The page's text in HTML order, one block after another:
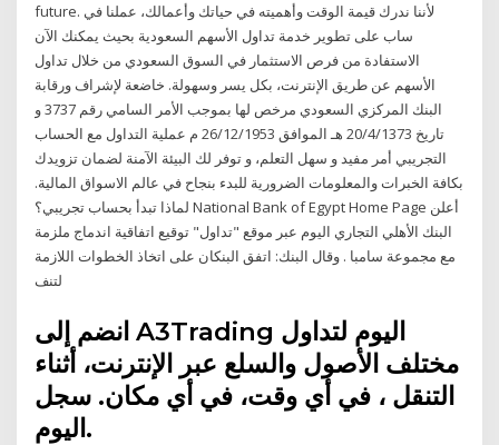
future. لأننا ندرك قيمة الوقت وأهميته في حياتك وأعمالك، عملنا في
ساب على تطوير خدمة تداول الأسهم السعودية بحيث يمكنك الآن
الاستفادة من فرص الاستثمار في السوق السعودي من خلال تداول
الأسهم عن طريق الإنترنت، بكل يسر وسهولة. خاضعة لإشراف ورقابة
البنك المركزي السعودي مرخص لها بموجب الأمر السامي رقم 3737 و
تاريخ 20/4/1373 هـ الموافق 26/12/1953 م عملية التداول مع الحساب
التجريبي أمر مفيد و سهل التعلم، و توفر لك البيئة الآمنة لضمان تزويدك
بكافة الخبرات والمعلومات الضرورية للبدء بنجاح في عالم الاسواق المالية.
لماذا تبدأ بحساب تجريبي؟ National Bank of Egypt Home Page أعلن
البنك الأهلي التجاري اليوم عبر موقع "تداول" توقيع اتفاقية اندماج ملزمة
مع مجموعة سامبا . وقال البنك: اتفق البنكان على اتخاذ الخطوات اللازمة
لتنف
انضم إلى A3Trading اليوم لتداول
مختلف الأصول والسلع عبر الإنترنت، أثناء
التنقل ، في أي وقت، في أي مكان. سجل
اليوم.